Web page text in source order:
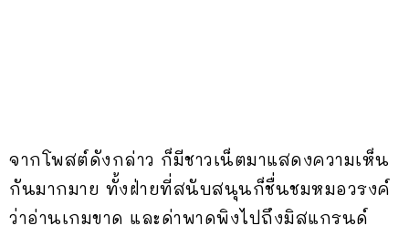
จากโพสต์ดังกล่าว ก็มีชาวเน็ตมาแสดงความเห็น
กันมากมาย ทั้งฝ่ายที่สนับสนุนก็ชื่นชมหมอวรงค์
ว่าอ่านเกมขาด และด่าพาดพิงไปถึงมิสแกรนด์